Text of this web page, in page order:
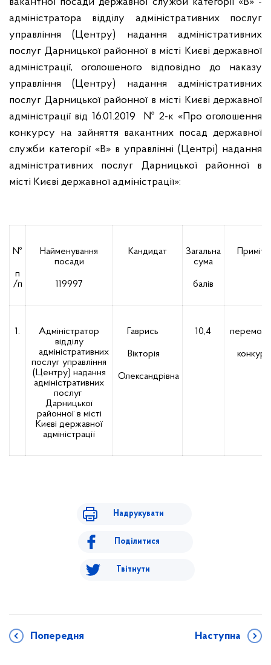
адміністратора відділу адміністративних послуг
управління (Центру) надання адміністративних
послуг Дарницької районної в місті Києві державної
адміністрації, оголошеного відповідно до наказу
управління (Центру) надання адміністративних
послуг Дарницької районної в місті Києві державної
адміністрації від 16.01.2019 № 2-к «Про оголошення
конкурсу на зайняття вакантних посад державної
служби категорії «В» в управлінні (Центрі) надання
адміністративних послуг Дарницької районної в
місті Києві державної адміністрації»:
№
п
/п
Найменування
посади
119997
Кандидат
Загальна
сума
балів
1.
Адміністратор
відділу
адміністративних
послуг управління
(Центру) надання
адміністративних
послуг
Дарницької
районної в місті
Києві державної
адміністрації
Гаврись
Вікторія
Олександрівна
10,4
Надрукувати
Поділитися
Твітнути
Попередня Наступна